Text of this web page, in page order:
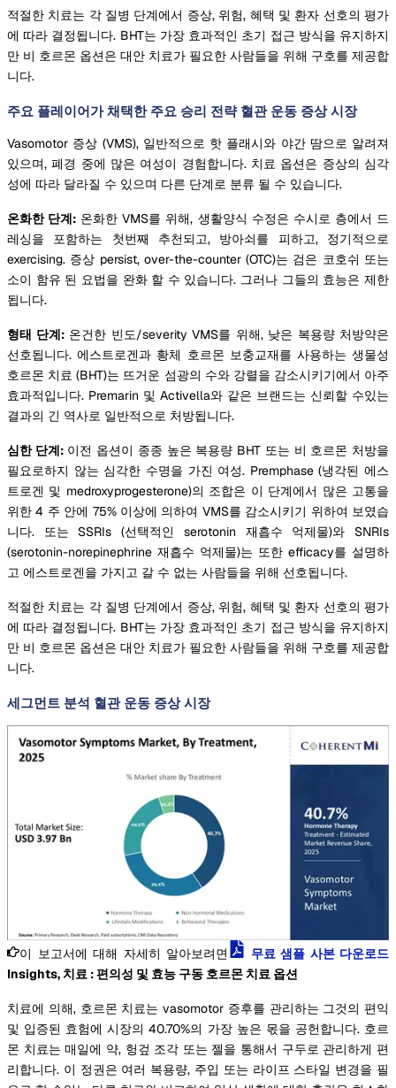
적절한 치료는 각 질병 단계에서 증상, 위험, 혜택 및 환자 선호의 평가
에 따라 결정됩니다. BHT는 가장 효과적인 초기 접근 방식을 유지하지
만 비 호르몬 옵션은 대안 치료가 필요한 사람들을 위해 구호를 제공합
니다.
주요 플레이어가 채택한 주요 승리 전략 혈관 운동 증상 시장
Vasomotor 증상 (VMS), 일반적으로 핫 플래시와 야간 땀으로 알려져
있으며, 폐경 중에 많은 여성이 경험합니다. 치료 옵션은 증상의 심각
성에 따라 달라질 수 있으며 다른 단계로 분류 될 수 있습니다.
온화한 단계: 온화한 VMS를 위해, 생활양식 수정은 수시로 층에서 드
레싱을 포함하는 첫번째 추천되고, 방아쇠를 피하고, 정기적으로
exercising. 증상 persist, over-the-counter (OTC)는 검은 코호쉬 또는
소이 함유 된 요법을 완화 할 수 있습니다. 그러나 그들의 효능은 제한
됩니다.
형태 단계:온건한 빈도/severity VMS를 위해, 낮은 복용량 처방약은
선호됩니다. 에스트로겐과 황체 호르몬 보충교재를 사용하는 생물성
호르몬 치료 (BHT)는 뜨거운 섬광의 수와 강렬을 감소시키기에서 아주
효과적입니다. Premarin 및 Activella와 같은 브랜드는 신뢰할 수있는
결과의 긴 역사로 일반적으로 처방됩니다.
심한 단계:이전 옵션이 종종 높은 복용량 BHT 또는 비 호르몬 처방을
필요로하지 않는 심각한 수명을 가진 여성. Premphase (냉각된 에스
트로겐 및 medroxyprogesterone)의 조합은 이 단계에서 많은 고통을
위한 4 주 안에 75% 이상에 의하여 VMS를 감소시키기 위하여 보였습
니다. 또는 SSRIs (선택적인 serotonin 재흡수 억제물)와 SNRIs
(serotonin-norepinephrine 재흡수 억제물)는 또한 efficacy를 설명하
고 에스트로겐을 가지고 갈 수 없는 사람들을 위해 선호됩니다.
적절한 치료는 각 질병 단계에서 증상, 위험, 혜택 및 환자 선호의 평가
에 따라 결정됩니다. BHT는 가장 효과적인 초기 접근 방식을 유지하지
만 비 호르몬 옵션은 대안 치료가 필요한 사람들을 위해 구호를 제공합
니다.
세그먼트 분석 혈관 운동 증상 시장
이 보고서에 대해 자세히 알아보려면
무료 샘플 사본 다운로드
Insights, 치료 : 편의성 및 효능 구동 호르몬 치료 옵션
치료에 의해, 호르몬 치료는 vasomotor 증후를 관리하는 그것의 편익
및 입증된 효험에 시장의 40.70%의 가장 높은 몫을 공헌합니다. 호르
몬 치료는 매일에 약, 헝겊 조각 또는 젤을 통해서 구두로 관리하게 편
리합니다. 이 정권은 여러 복용량, 주입 또는 라이프 스타일 변경을 필